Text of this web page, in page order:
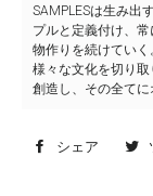
SAMPLESは生み出
プルと定義付け、
物作りを続けていく
様々な文化を切り
創造し、その全てに
シェア